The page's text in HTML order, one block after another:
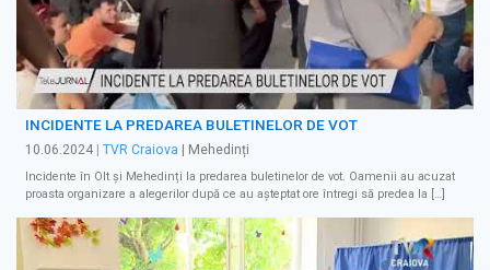
INCIDENTE LA PREDAREA BULETINELOR DE VOT
10.06.2024 | TVR Craiova | Mehedinți
Incidente în Olt și Mehedinți la predarea buletinelor de vot. Oamenii au acuzat
proasta organizare a alegerilor după ce au așteptat ore întregi să predea la […]